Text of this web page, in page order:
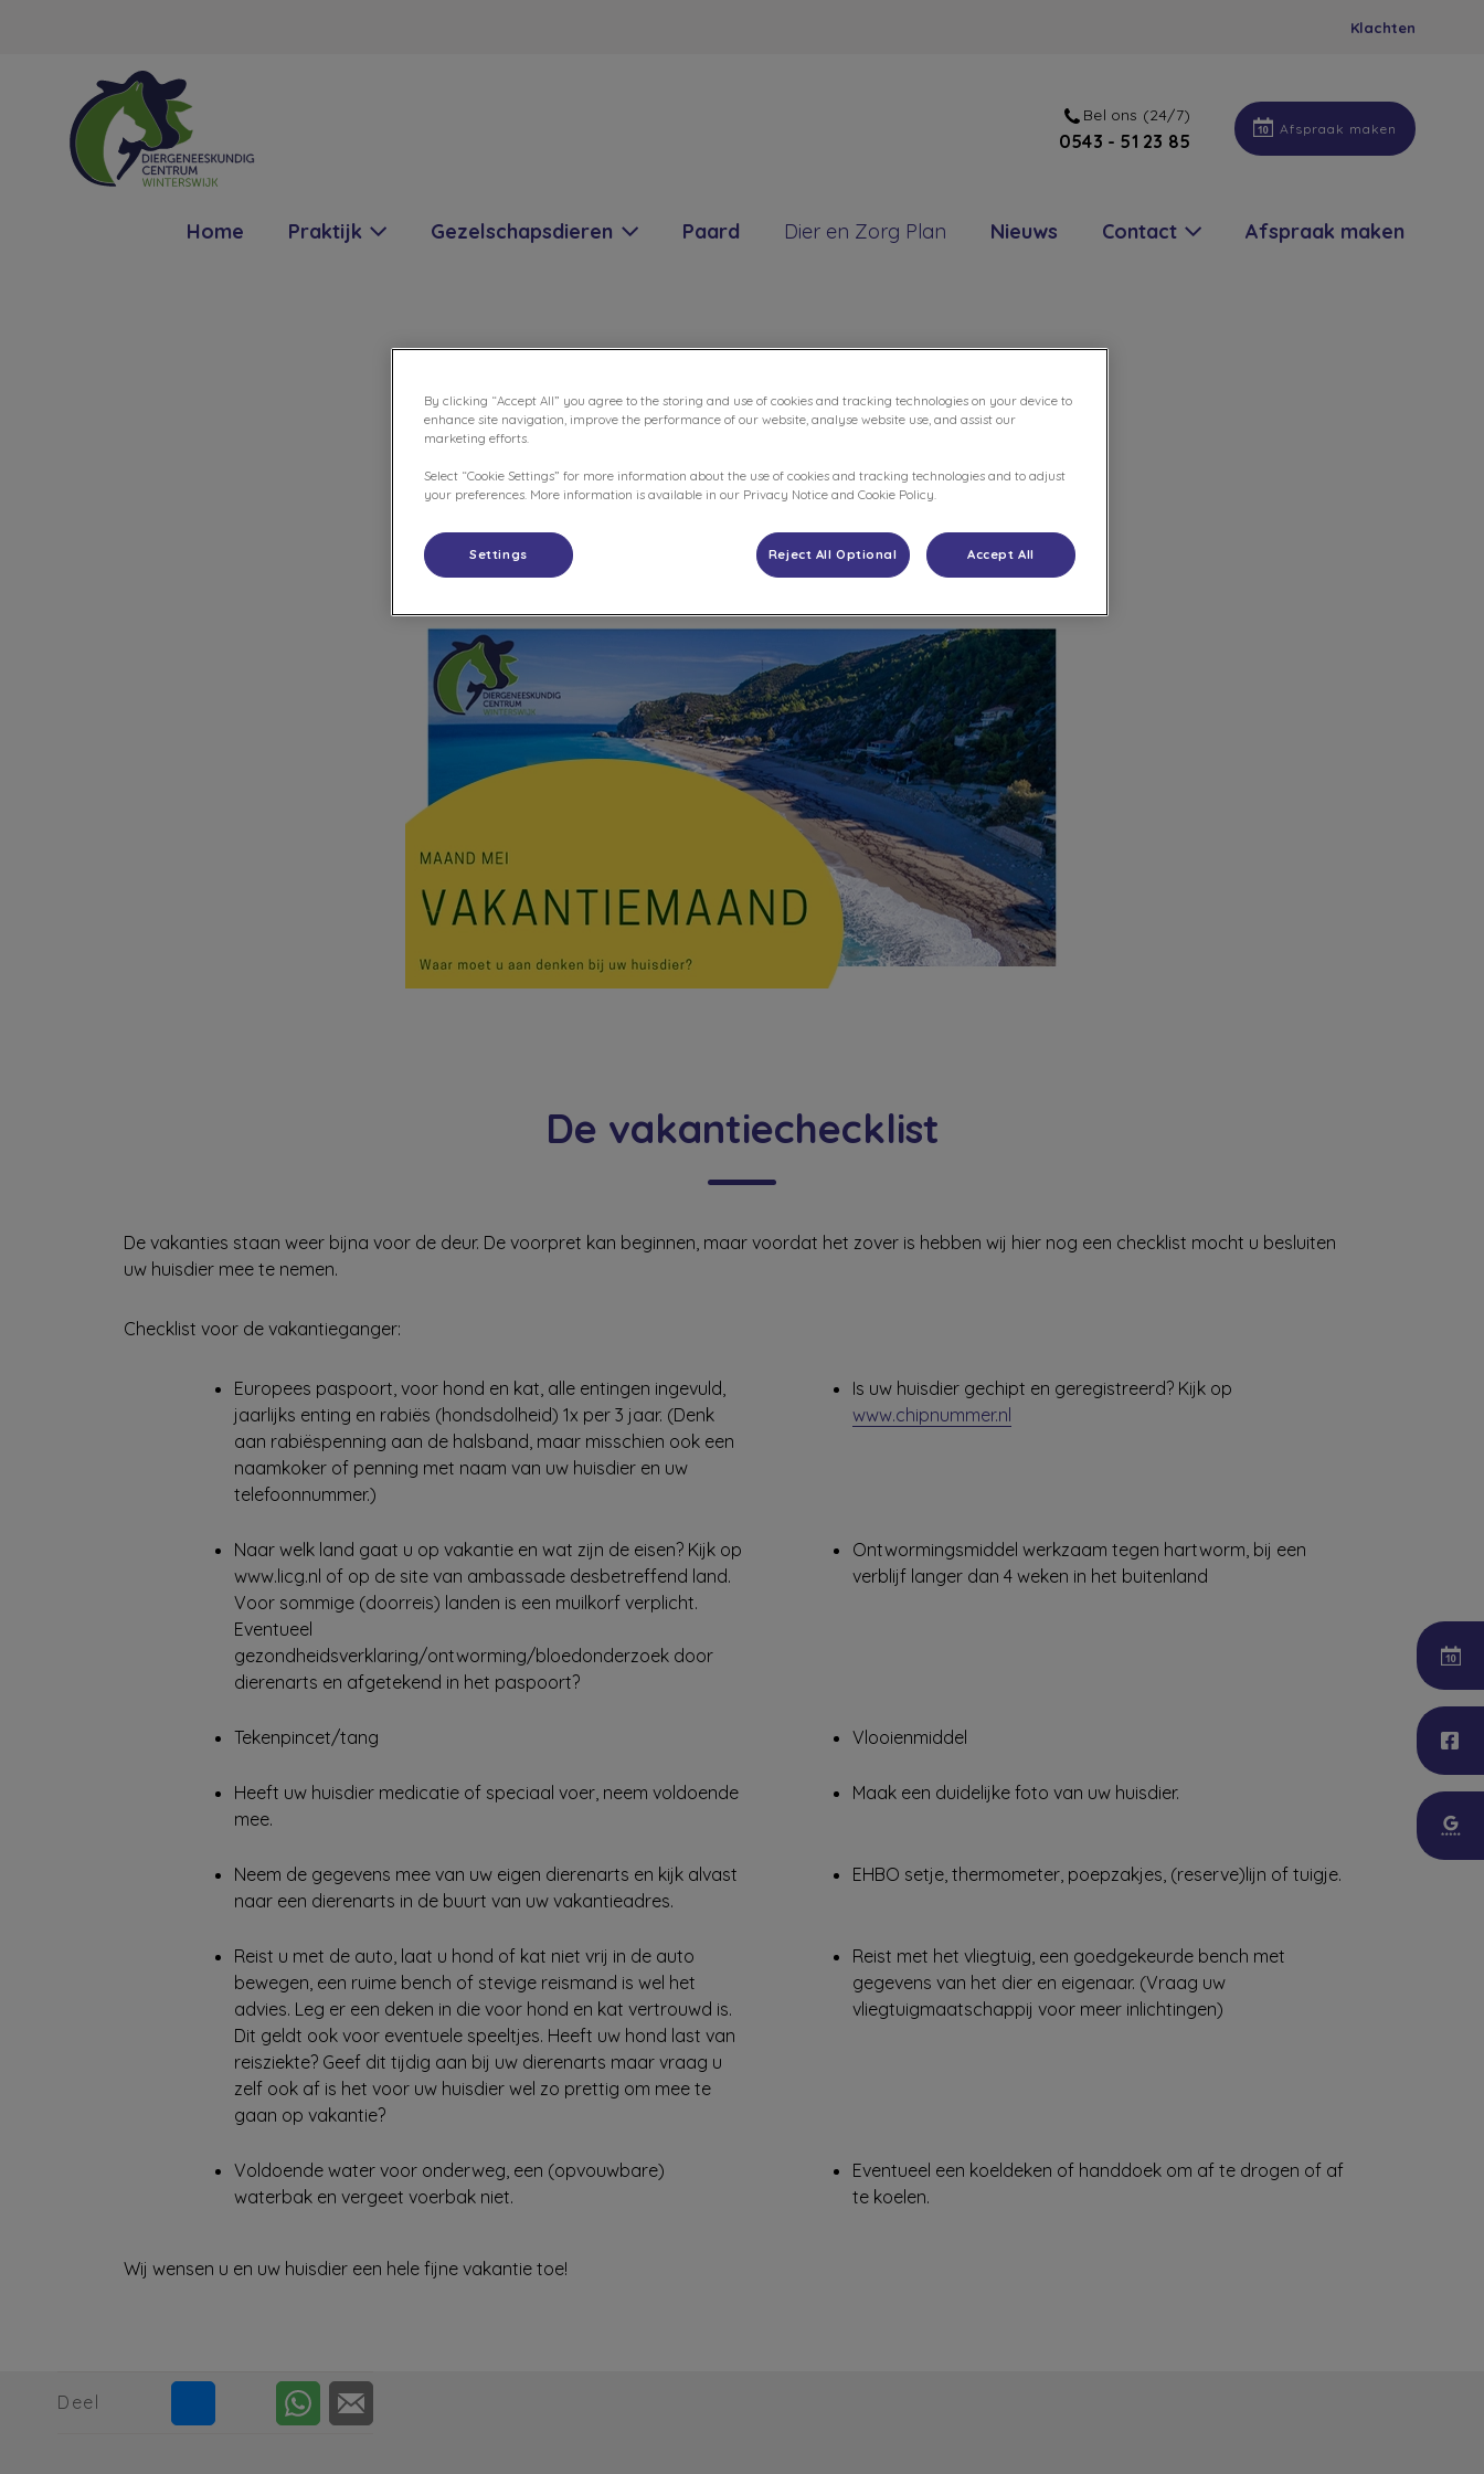
Klachten
Bel ons (24/7)
0543 - 51 23 85
Afspraak maken
Home Praktijk Gezelschapsdieren Paard Dier en Zorg Plan Nieuws Contact Afspraak maken
De vakantiechecklist
mei 11 2022, 13:51
De vakantiechecklist
De vakanties staan weer bijna voor de deur. De voorpret kan beginnen, maar voordat het zover is hebben wij hier nog een checklist mocht u besluiten
uw huisdier mee te nemen.
Checklist voor de vakantieganger:
Europees paspoort, voor hond en kat, alle entingen ingevuld,
jaarlijks enting en rabiës (hondsdolheid) 1x per 3 jaar. (Denk
aan rabiëspenning aan de halsband, maar misschien ook een
naamkoker of penning met naam van uw huisdier en uw
telefoonnummer.)
Is uw huisdier gechipt en geregistreerd? Kijk op
www.chipnummer.nl
Naar welk land gaat u op vakantie en wat zijn de eisen? Kijk op
www.licg.nl of op de site van ambassade desbetreffend land.
Voor sommige (doorreis) landen is een muilkorf verplicht.
Eventueel
gezondheidsverklaring/ontworming/bloedonderzoek door
dierenarts en afgetekend in het paspoort?
Ontwormingsmiddel werkzaam tegen hartworm, bij een
verblijf langer dan 4 weken in het buitenland
Tekenpincet/tang Vlooienmiddel
Heeft uw huisdier medicatie of speciaal voer, neem voldoende
mee.
Maak een duidelijke foto van uw huisdier.
Neem de gegevens mee van uw eigen dierenarts en kijk alvast
naar een dierenarts in de buurt van uw vakantieadres.
EHBO setje, thermometer, poepzakjes, (reserve)lijn of tuigje.
Reist u met de auto, laat u hond of kat niet vrij in de auto
bewegen, een ruime bench of stevige reismand is wel het
advies. Leg er een deken in die voor hond en kat vertrouwd is.
Dit geldt ook voor eventuele speeltjes. Heeft uw hond last van
reisziekte? Geef dit tijdig aan bij uw dierenarts maar vraag u
zelf ook af is het voor uw huisdier wel zo prettig om mee te
gaan op vakantie?
Reist met het vliegtuig, een goedgekeurde bench met
gegevens van het dier en eigenaar. (Vraag uw
vliegtuigmaatschappij voor meer inlichtingen)
Voldoende water voor onderweg, een (opvouwbare)
waterbak en vergeet voerbak niet.
Eventueel een koeldeken of handdoek om af te drogen of af
te koelen.
Wij wensen u en uw huisdier een hele fijne vakantie toe!
Deel
By clicking “Accept All” you agree to the storing and use of cookies and tracking technologies on your device to
enhance site navigation, improve the performance of our website, analyse website use, and assist our
marketing efforts.
Select “Cookie Settings” for more information about the use of cookies and tracking technologies and to adjust
your preferences. More information is available in our Privacy Notice and Cookie Policy.
Settings Reject All Optional Accept All